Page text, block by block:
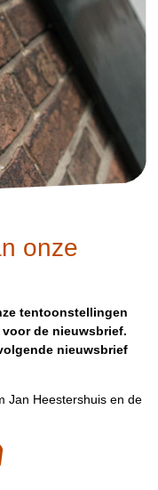
onze
tentoonstellingen
de nieuwsbrief.
nieuwsbrief
Jan Heestershuis en de